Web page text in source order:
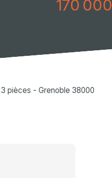
170 000
pièces - Grenoble 38000